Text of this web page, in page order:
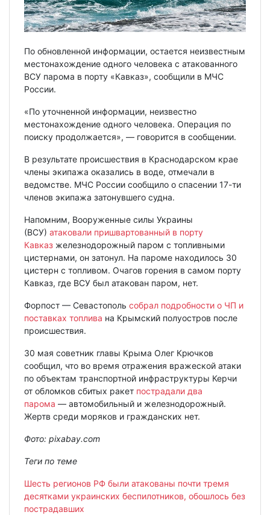
По обновленной информации, остается неизвестным
местонахождение одного человека с атакованного
ВСУ парома в порту «Кавказ», сообщили в МЧС
России.
«По уточненной информации, неизвестно
местонахождение одного человека. Операция по
поиску продолжается», — говорится в сообщении.
В результате происшествия в Краснодарском крае
члены экипажа оказались в воде, отмечали в
ведомстве. МЧС России сообщило о спасении 17-ти
членов экипажа затонувшего судна.
Напомним, Вооруженные силы Украины
(ВСУ) атaковали пришвартованный в порту
Кавказ железнодорожный пaром с топливными
цистернaми, он затонул. На пароме находилось 30
цистерн с топливом. Очагов горения в самом порту
Кавказ, где ВСУ был атакован паром, нет.
Форпост — Севастополь собрал подробности о ЧП и
поставках топлива на Крымский полуостров после
происшествия.
30 мая советник главы Крыма Олег Крючков
сообщил, что во время отражения вражеской атаки
по объектам транспортной инфраструктуры Керчи
от обломков сбитых ракет пострадали два
парома — автомобильный и железнодорожный.
Жертв среди моряков и гражданских нет.
Фото: pixabay.com
Теги по теме
Шесть регионов РФ были атакованы почти тремя
десятками украинских беспилотников, обошлось без
пострадавших